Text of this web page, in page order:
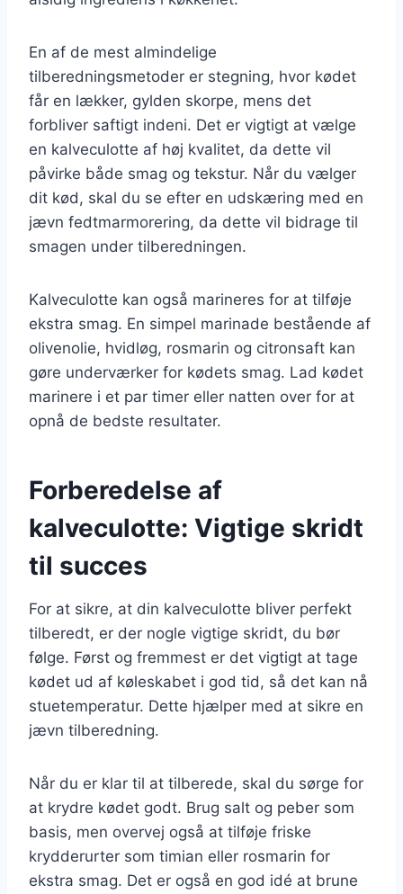
En af de mest almindelige
tilberedningsmetoder er stegning, hvor kødet
får en lækker, gylden skorpe, mens det
forbliver saftigt indeni. Det er vigtigt at vælge
en kalveculotte af høj kvalitet, da dette vil
påvirke både smag og tekstur. Når du vælger
dit kød, skal du se efter en udskæring med en
jævn fedtmarmorering, da dette vil bidrage til
smagen under tilberedningen.
Kalveculotte kan også marineres for at tilføje
ekstra smag. En simpel marinade bestående af
olivenolie, hvidløg, rosmarin og citronsaft kan
gøre underværker for kødets smag. Lad kødet
marinere i et par timer eller natten over for at
opnå de bedste resultater.
Forberedelse af
kalveculotte: Vigtige skridt
til succes
For at sikre, at din kalveculotte bliver perfekt
tilberedt, er der nogle vigtige skridt, du bør
følge. Først og fremmest er det vigtigt at tage
kødet ud af køleskabet i god tid, så det kan nå
stuetemperatur. Dette hjælper med at sikre en
jævn tilberedning.
Når du er klar til at tilberede, skal du sørge for
at krydre kødet godt. Brug salt og peber som
basis, men overvej også at tilføje friske
krydderurter som timian eller rosmarin for
ekstra smag. Det er også en god idé at brune